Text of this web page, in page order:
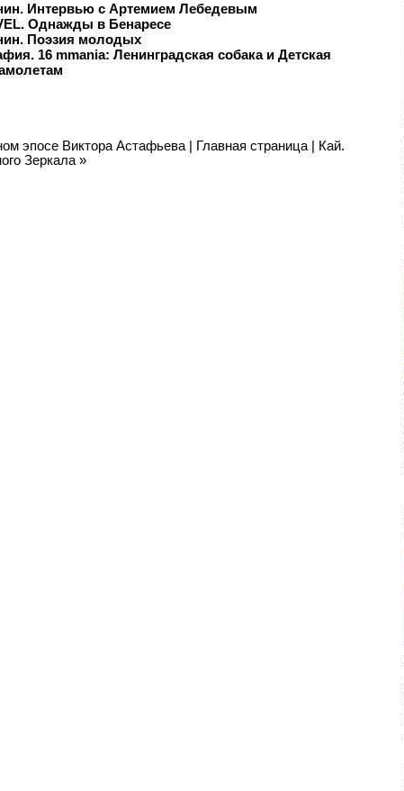
Интервью с Артемием Лебедевым
Однажды в Бенаресе
Поэзия молодых
16 mmania: Ленинградская собака и Детская
эпосе Виктора Астафьева | Главная страница | Кай.
Зеркала »